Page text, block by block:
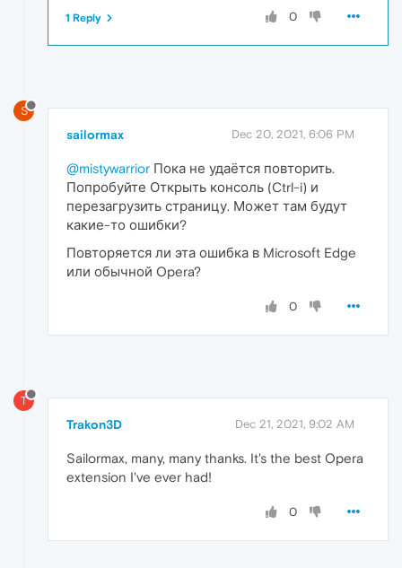
0
1 Reply
S
sailormax Dec 20, 2021, 6:06 PM
@mistywarrior Пока не удаётся повторить.
Попробуйте Открыть консоль (Ctrl-i) и
перезагрузить страницу. Может там будут
какие-то ошибки?
Повторяется ли эта ошибка в Microsoft Edge
или обычной Opera?
0
T
Trakon3D Dec 21, 2021, 9:02 AM
Sailormax, many, many thanks. It's the best Opera
extension I've ever had!
0